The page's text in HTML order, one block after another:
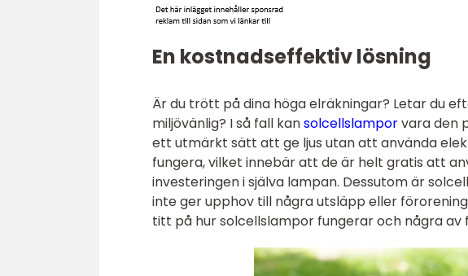
En kostnadseffektiv lösning
Är du trött på dina höga elräkningar? Letar du
miljövänlig? I så fall kansolcellslamporvara den
ett utmärkt sätt att ge ljus utan att använda
fungera, vilket innebär att de är helt gratis att
investeringen i själva lampan. Dessutom är
inte ger upphov till några utsläpp eller
titt på hur solcellslampor fungerar och några